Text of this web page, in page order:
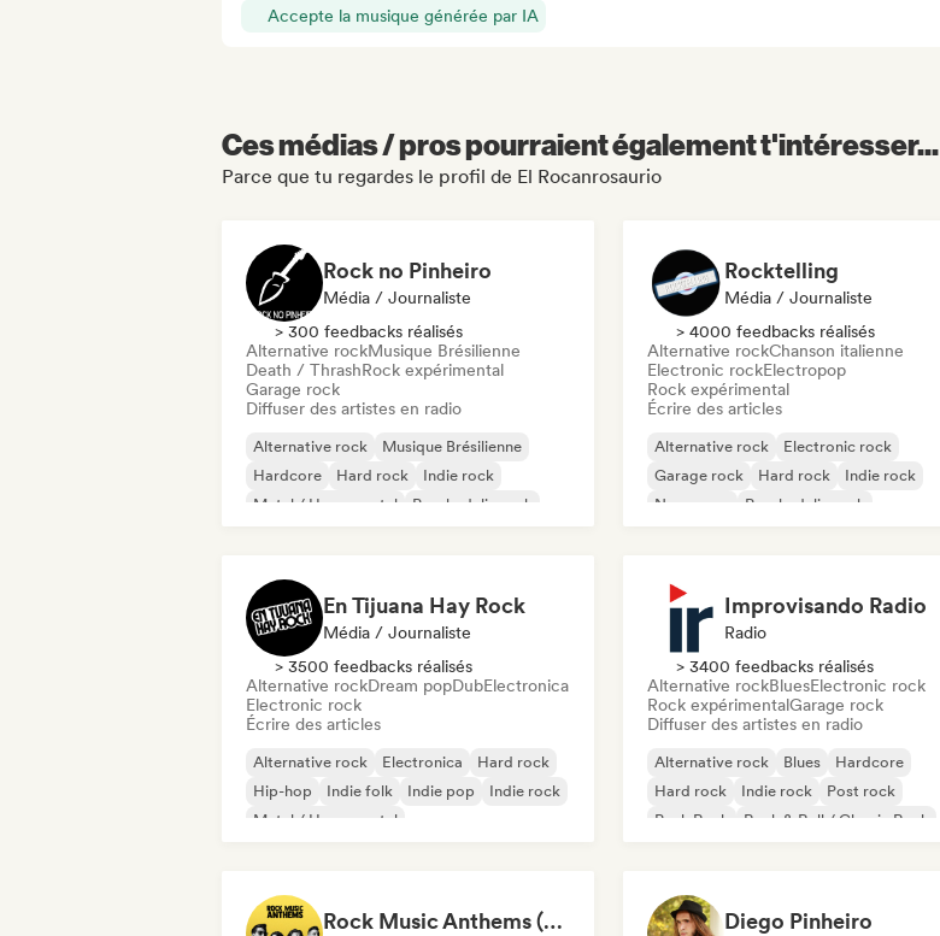
Accepte la musique générée par IA
Ces médias / pros pourraient également t'intéresser...
Parce que tu regardes le profil de El Rocanrosaurio
Rock no Pinheiro
Média / Journaliste
> 300 feedbacks réalisés
Alternative rockMusique Brésilienne
Death / ThrashRock expérimental
Garage rock
Diffuser des artistes en radio
Alternative rock
Musique Brésilienne
Hardcore
Hard rock
Indie rock
Metal / Heavy metal
Psychedelic rock
Rocktelling
Média / Journaliste
> 4000 feedbacks réalisés
Alternative rockChanson italienne
Electronic rockElectropop
Rock expérimental
Écrire des articles
Alternative rock
Electronic rock
Garage rock
Hard rock
Indie rock
New wave
Psychedelic rock
En Tijuana Hay Rock
Média / Journaliste
> 3500 feedbacks réalisés
Alternative rockDream popDubElectronica
Electronic rock
Écrire des articles
Alternative rock Electronica
Hard rock
Hip-hop
Indie folk Indie pop
Indie rock
Metal / Heavy metal
Improvisando Radio
Radio
> 3400 feedbacks réalisés
Alternative rockBluesElectronic rock
Rock expérimentalGarage rock
Diffuser des artistes en radio
Alternative rock Blues
Hardcore
Hard rock
Indie rock
Post rock
Punk Rock
Rock & Roll / Classic Rock
Rock Music Anthems (MonkeyPlaylists) Diego Pinheiro